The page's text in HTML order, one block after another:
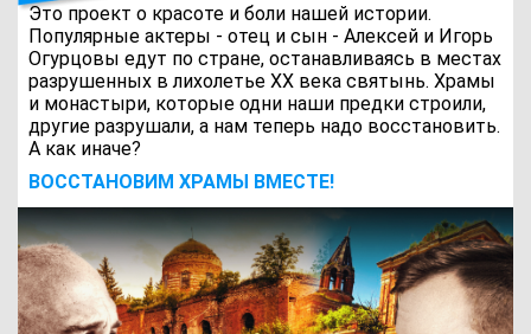
Это проект о красоте и боли нашей истории.
Популярные актеры - отец и сын - Алексей и Игорь
Огурцовы едут по стране, останавливаясь в местах
разрушенных в лихолетье ХХ века святынь. Храмы
и монастыри, которые одни наши предки строили,
другие разрушали, а нам теперь надо восстановить.
А как иначе?
ВОCСТАНОВИМ ХРАМЫ ВМЕСТЕ!